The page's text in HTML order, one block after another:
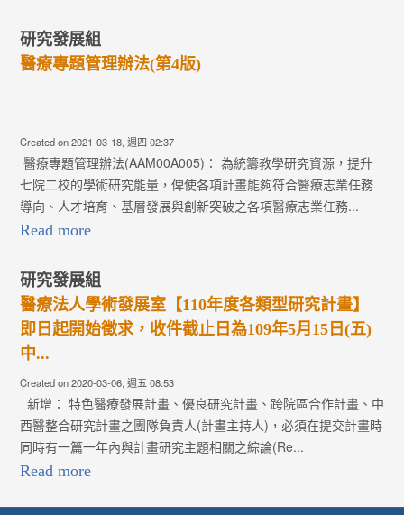
研究發展組
醫療專題管理辦法(第4版)
Created on 2021-03-18, 週四 02:37
醫療專題管理辦法(AAM00A005)： 為統籌教學研究資源，提升
七院二校的學術研究能量，俾使各項計畫能夠符合醫療志業任務
導向、人才培育、基層發展與創新突破之各項醫療志業任務...
Read more
研究發展組
醫療法人學術發展室【110年度各類型研究計畫】
即日起開始徵求，收件截止日為109年5月15日(五)
中...
Created on 2020-03-06, 週五 08:53
新增： 特色醫療發展計畫、優良研究計畫、跨院區合作計畫、中
西醫整合研究計畫之團隊負責人(計畫主持人)，必須在提交計畫時
同時有一篇一年內與計畫研究主題相關之綜論(Re...
Read more